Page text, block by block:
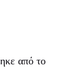
από το